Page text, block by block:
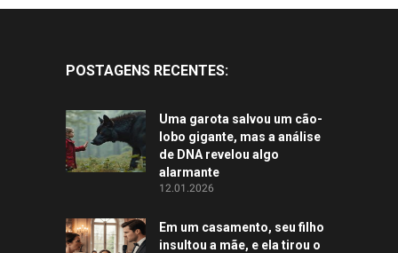
POSTAGENS RECENTES:
Uma garota salvou um cão-
lobo gigante, mas a análise
de DNA revelou algo
alarmante
12.01.2026
Em um casamento, seu filho
insultou a mãe, e ela tirou o